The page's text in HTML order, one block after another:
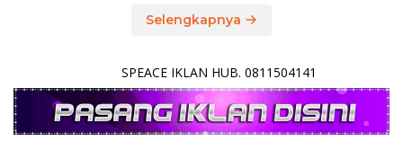
Selengkapnya
SPEACE IKLAN HUB. 0811504141